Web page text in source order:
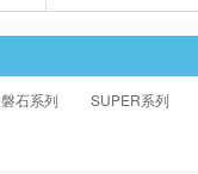
磐石系列 SUPER系列